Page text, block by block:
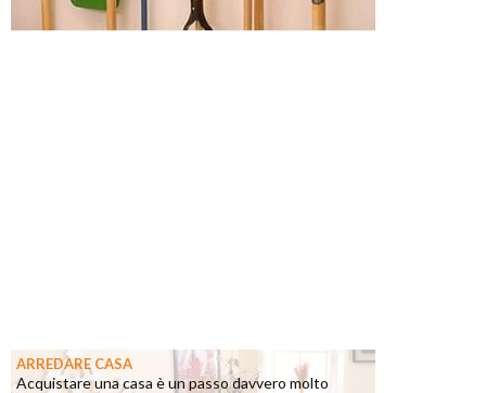
ARREDARE CASA
Acquistare una casa è un passo davvero molto